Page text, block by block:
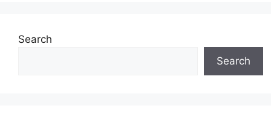
Search
Search